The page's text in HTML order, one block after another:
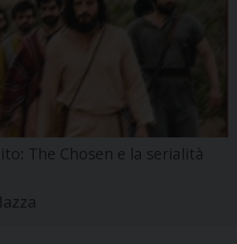
The Chosen e la serialità